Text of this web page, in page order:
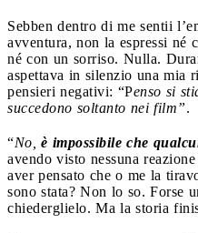
Sebben dentro di me sentii
avventura, non la espressi né
né con un sorriso. Nulla.
aspettava in silenzio una mia
pensieri negativi: “Penso si
succedono soltanto nei film”.
“No, è impossibile che
avendo visto nessuna
aver pensato che o me la
sono stata? Non lo so. Forse
chiederglielo. Ma la storia